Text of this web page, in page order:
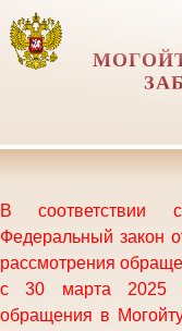
В соответствии
Федеральный закон
рассмотрения
с 30 марта 2025
обращения в